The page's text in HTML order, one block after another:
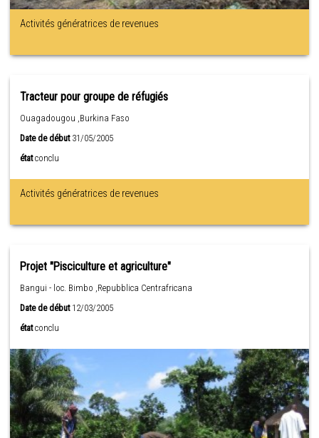
Activités génératrices de revenues
Tracteur pour groupe de réfugiés
Ouagadougou ,Burkina Faso
Date de début31/05/2005
état conclu
Activités génératrices de revenues
Projet "Pisciculture et agriculture"
Bangui - loc. Bimbo ,Repubblica Centrafricana
Date de début12/03/2005
état conclu